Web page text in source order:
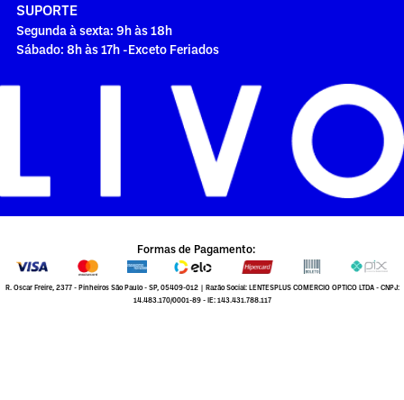
SUPORTE
Segunda à sexta: 9h às 18h
Sábado: 8h às 17h -Exceto Feriados
Formas de Pagamento:
R. Oscar Freire, 2377 - Pinheiros São Paulo - SP, 05409-012 | Razão Social: LENTESPLUS COMERCIO OPTICO LTDA - CNPJ:
14.483.170/0001-89 - IE: 143.431.788.117